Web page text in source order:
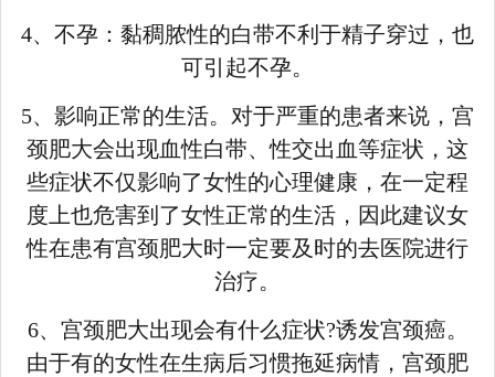
4、不孕：黏稠脓性的白带不利于精子穿过，也
可引起不孕。
5、影响正常的生活。对于严重的患者来说，宫
颈肥大会出现血性白带、性交出血等症状，这
些症状不仅影响了女性的心理健康，在一定程
度上也危害到了女性正常的生活，因此建议女
性在患有宫颈肥大时一定要及时的去医院进行
治疗。
6、宫颈肥大出现会有什么症状?诱发宫颈癌。
由于有的女性在生病后习惯拖延病情，宫颈肥